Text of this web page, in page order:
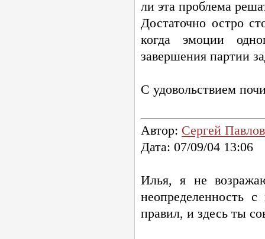
ли эта проблема
Достаточно остро
когда эмоции
завершения партии
С удовольствием
Автор: Сергей Павлов
Дата: 07/09/04 13:06
Илья, я не
неопределенность
правил, и здесь ты